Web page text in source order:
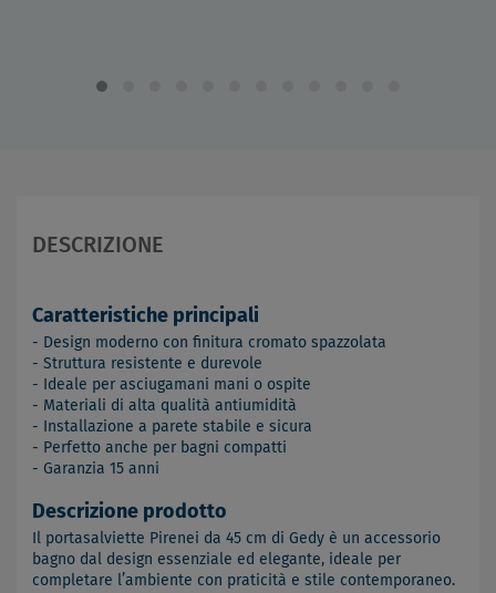
DESCRIZIONE
Caratteristiche principali
- Design moderno con finitura cromato spazzolata
- Struttura resistente e durevole
- Ideale per asciugamani mani o ospite
- Materiali di alta qualità antiumidità
- Installazione a parete stabile e sicura
- Perfetto anche per bagni compatti
- Garanzia 15 anni
Descrizione prodotto
Il portasalviette Pirenei da 45 cm di Gedy è un accessorio
bagno dal design essenziale ed elegante, ideale per
completare l’ambiente con praticità e stile contemporaneo.